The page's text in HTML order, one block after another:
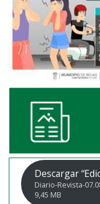
Descargar
Diario-Revista-
9,45 MB